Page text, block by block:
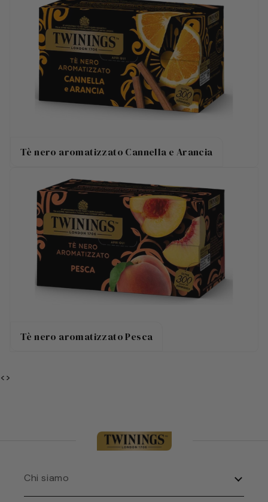
Tè nero aromatizzato Cannella e Arancia
Tè nero aromatizzato Pesca
<>
Chi siamo